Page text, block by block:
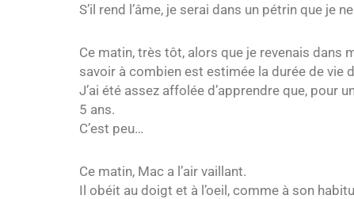
S’il rend l’âme, je serai dans un pétrin que je
Ce matin, très tôt, alors que je revenais dans
savoir à combien est estimée la durée de vie
J’ai été assez affolée d’apprendre que, pour
5 ans.
C’est peu…
Ce matin, Mac a l’air vaillant.
Il obéit au doigt et à l’oeil, comme à son